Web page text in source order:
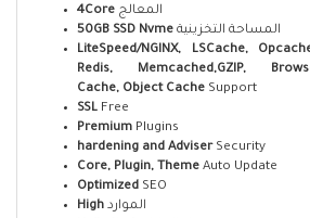
4Core المعالج
50GB SSD Nvme المساحة التخزينية
LiteSpeed/NGINX, LSCache,
Redis, Memcached,GZIP,
Cache, Object Cache Support
SSL Free
Premium Plugins
hardening and AdviserSecurity
Core, Plugin, Theme Auto Update
Optimized SEO
High الموارد